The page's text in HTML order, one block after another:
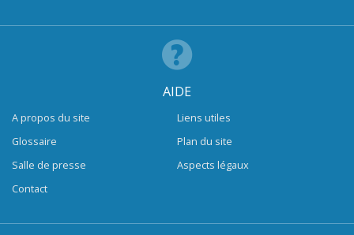
AIDE
A propos du site
Glossaire
Salle de presse
Contact
Liens utiles
Plan du site
Aspects légaux